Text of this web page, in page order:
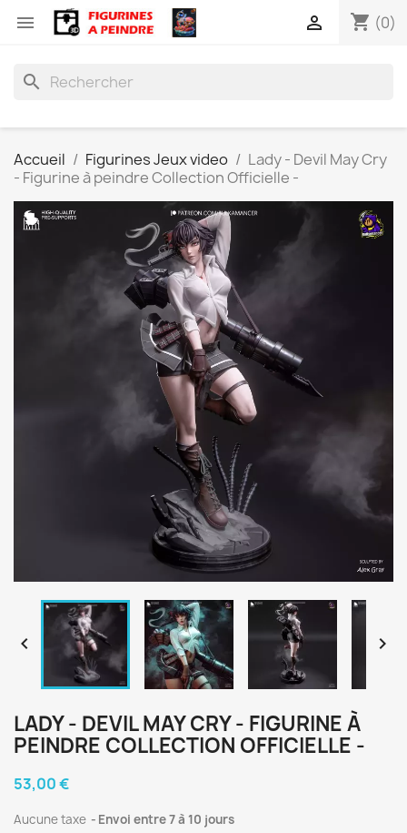
 shopping_cart (0)

search
Accueil Figurines Jeux video
Lady - Devil May Cry
- Figurine à peindre Collection Officielle -
 
LADY - DEVIL MAY CRY - FIGURINE À
PEINDRE COLLECTION OFFICIELLE -
53,00 €
Aucune taxe Envoi entre 7 à 10 jours